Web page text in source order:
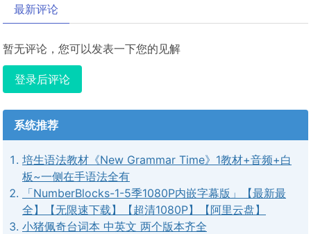
最新评论
暂无评论，您可以发表一下您的见解
登录后评论
系统推荐
培生语法教材《New Grammar Time》1教材+音频+白
板~一侧在手语法全有
「NumberBlocks-1-5季1080P内嵌字幕版」【最新最
全】【无限速下载】【超清1080P】【阿里云盘】
小猪佩奇台词本 中英文 两个版本齐全